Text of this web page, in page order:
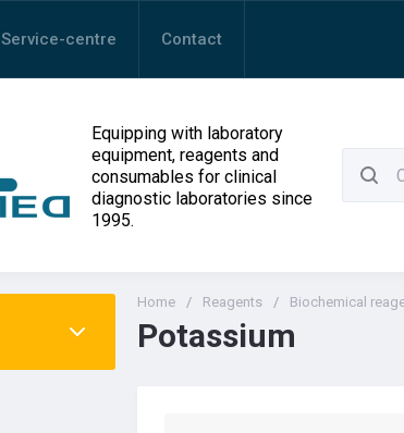
Service-centre Contact
Equipping with laboratory
equipment, reagents and
consumables for clinical
diagnostic laboratories since
1995.
Home / Reagents / Biochemical
Potassium